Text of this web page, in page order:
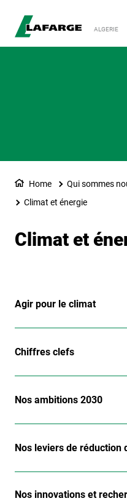
ALGERIE
Home Qui sommes
Climat et énergie
Climat et
Agir pour le climat
Chiffres clefs
Nos ambitions 2030
Nos leviers de réduction
Nos innovations et